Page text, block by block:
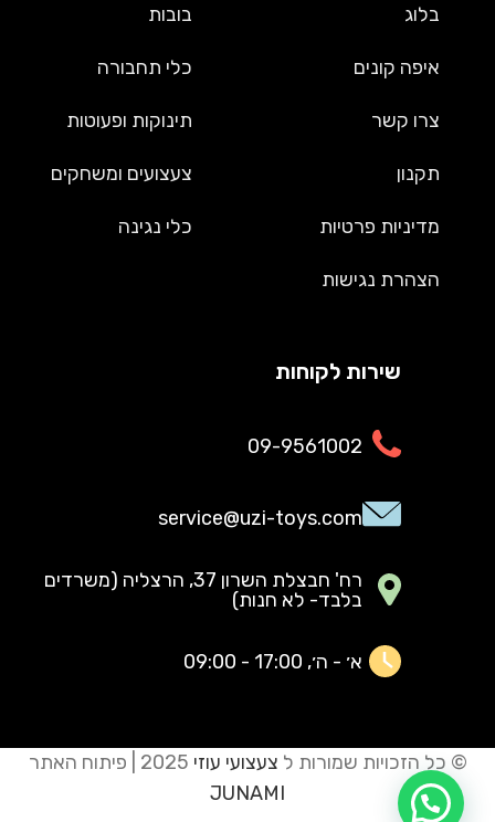
בלוג
איפה קונים
צרו קשר
תקנון
מדיניות פרטיות
הצהרת נגישות
בובות
כלי תחבורה
תינוקות ופעוטות
צעצועים ומשחקים
כלי נגינה
שירות לקוחות
09-9561002
service@uzi-toys.com
רח' חבצלת השרון 37, הרצליה (משרדים
בלבד- לא חנות)
א׳ - ה׳, 17:00 - 09:00
© כל הזכויות שמורות ל צעצועי עוזי
JUNAMI
דברו איתנו בוואטסאפ!